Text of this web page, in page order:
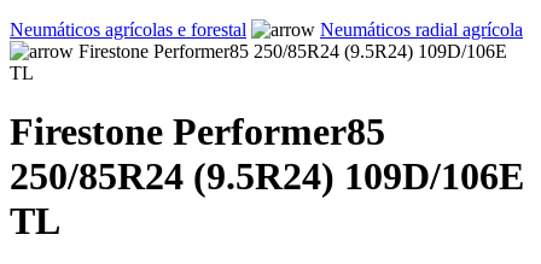
Neumáticos agrícolas e forestal
Neumáticos radial agrícola
Firestone Performer85 250/85R24 (9.5R24) 109D/106E
TL
Firestone Performer85
250/85R24 (9.5R24) 109D/106E
TL